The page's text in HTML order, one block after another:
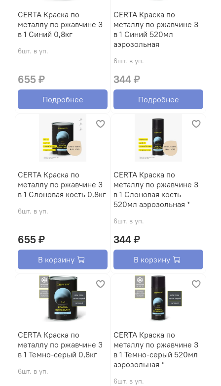
CERTA Краска по
металлу по ржавчине 3
в 1 Синий 0,8кг
6шт. в уп.
655 ₽
Подробнее
CERTA Краска по
металлу по ржавчине 3
в 1 Синий 520мл
аэрозольная
6шт. в уп.
344 ₽
Подробнее
CERTA Краска по
металлу по ржавчине 3
в 1 Слоновая кость 0,8кг
6шт. в уп.
655 ₽
В корзину
CERTA Краска по
металлу по ржавчине 3
в 1 Слоновая кость
520мл аэрозольная *
6шт. в уп.
344 ₽
В корзину
CERTA Краска по
металлу по ржавчине 3
в 1 Темно-серый 0,8кг
6шт. в уп.
CERTA Краска по
металлу по ржавчине 3
в 1 Темно-серый 520мл
аэрозольная *
6шт. в уп.